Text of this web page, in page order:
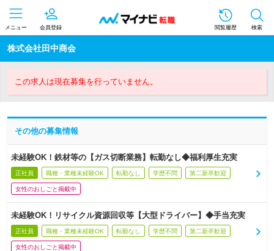
メニュー 会員登録 閲覧履歴 検索
株式会社田中商会
この求人は現在募集を行っていません。
その他の募集情報
未経験OK！鉄材等の【ガス切断業務】転勤なし◆福利厚生充実
正社員 職種・業種未経験OK 転勤なし 学歴不問 第二新卒歓迎
女性のおしごと掲載中
未経験OK！リサイクル資源回収等【大型ドライバー】◆手当充実
正社員 職種・業種未経験OK 転勤なし 学歴不問 第二新卒歓迎
女性のおしごと掲載中